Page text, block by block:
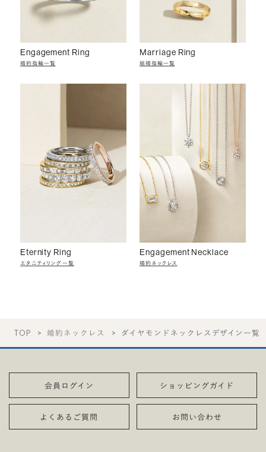
Engagement Ring
婚約指輪一覧
Marriage Ring
結婚指輪一覧
Eternity Ring
エタニティリング一覧
Engagement Necklace
婚約ネックレス
TOP 婚約ネックレス ダイヤモンドネックレスデザイン一覧
会員ログイン ショッピングガイド
よくあるご質問 お問い合わせ